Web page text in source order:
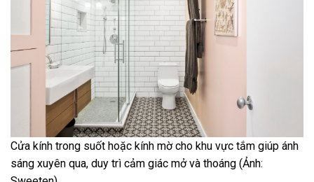
Cửa kính trong suốt hoặc kính mờ cho khu vực tắm giúp ánh
sáng xuyên qua, duy trì cảm giác mở và thoáng (Ảnh: